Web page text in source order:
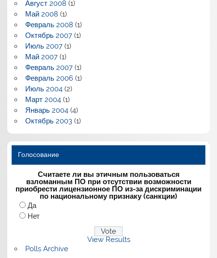
Август 2008 (1)
Май 2008 (1)
Февраль 2008 (1)
Октябрь 2007(1)
Июль 2007(1)
Май 2007(1)
Февраль 2007(1)
Февраль 2006(1)
Июль 2004(2)
Март 2004(1)
Январь 2004(4)
Октябрь 2003(1)
Голосование
Считаете ли вы этичным пользоваться
взломанным ПО при отсутствии возможности
приобрести лицензионное ПО из-за дискриминации
по национальному признаку (санкции)
Да
Нет
View Results
Polls Archive